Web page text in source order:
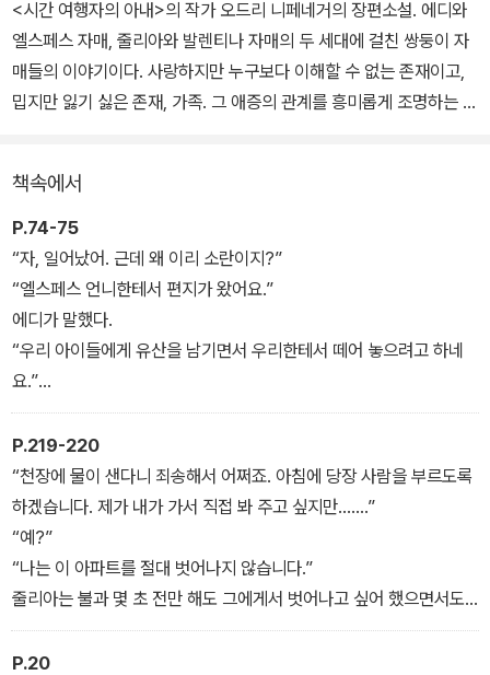
<시간 여행자의 아내>의 작가 오드리 니페네거의 장편소설. 에디와
엘스페스 자매, 줄리아와 발렌티나 자매의 두 세대에 걸친 쌍둥이 자
매들의 이야기이다. 사랑하지만 누구보다 이해할 수 없는 존재이고,
밉지만 잃기 싫은 존재, 가족. 그 애증의 관계를 흥미롭게 조명하는 작
평범한 쌍둥이 자매 줄리아와 발렌티나는 어느 날 엄마의 쌍둥이 자
매인 엘스페스 이모가 자신들에게 어마어마한 유산을 남겼다는 소식
을 듣는다. 상속 조건은 단 한 가지, 1년 동안 무조건 이모가 살던 런
던의 아파트에 살아야 하고, 그들의 부모인 에디와 잭을 아파트 안에
들여놓아서는 안 된다는 것이다.
존재하는지도 몰랐던 이모로부터 유산을 상속받아 고풍스러운 하이
게이트 묘지공원 옆의 아파트로 이사한 그들 자매는 각기 그 아파트
의 위 아래층에 사는 남자들과 사랑에 빠진다. 그리고 얼마 지나지 않
아 그들은 아파트에서 자신들을 지켜보는 비밀스러운 존재에 맞닥뜨
리는데…
책속에서
P.74-75
“자, 일어났어. 근데 왜 이리 소란이지?”
“엘스페스 언니한테서 편지가 왔어요.”
에디가 말했다.
“우리 아이들에게 유산을 남기면서 우리한테서 떼어 놓으려고 하네
요.”
“뭐라고?”
잭이 손을 내밀자 에디는 편지의 일부를 그에게 건넸다. 두 사람은 자
리에 나란히 앉아 편지를 읽었다.
“우리에게 앙심을 품었나 보군.”
잭은 별로 놀라지도 않고 감정이 실리지 않은 목소리로 말했다. 줄리
아와 발렌티나는 식탁에 앉아 부모님을 지켜보았다.
‘부모님과 이모 사이에 대체 무슨 일이 있었던 걸까? 엘스페스 이모
는 왜 부모님을 싫어하는 걸까? 또 부모님은 왜 이모를 싫어하지? 우
리가 비밀을 밝혀 보자.’
P.219-220
“천장에 물이 샌다니 죄송해서 어쩌죠. 아침에 당장 사람을 부르도록
하겠습니다. 제가 내가 가서 직접 봐 주고 싶지만…….”
“예?”
“나는 이 아파트를 절대 벗어나지 않습니다.”
줄리아는 불과 몇 초 전만 해도 그에게서 벗어나고 싶어 했으면서도
그의 말을 듣자 실망을 금치 못했다.
“전혀 아파트를 떠나지 않는다고요?”
P.20